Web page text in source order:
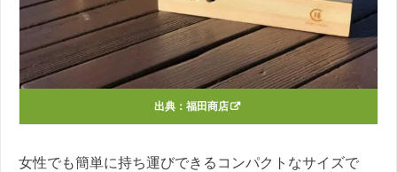
出典： 福田商店
女性でも簡単に持ち運びできるコンパクトなサイズで